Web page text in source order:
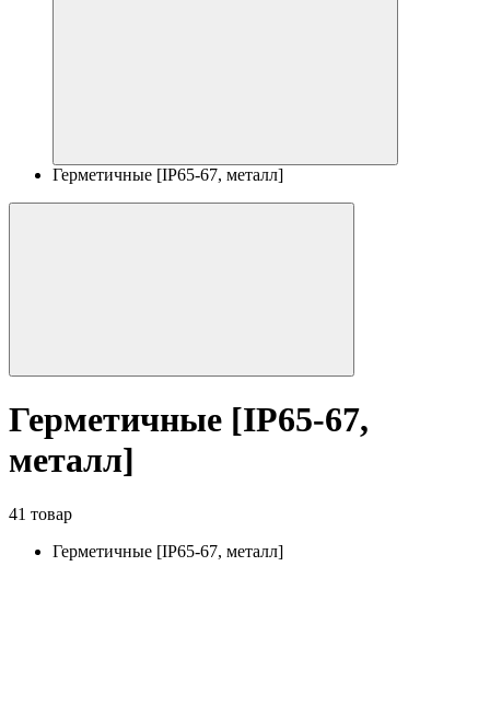
Герметичные [IP65-67, металл]
Герметичные [IP65-67,
металл]
41 товар
Герметичные [IP65-67, металл]